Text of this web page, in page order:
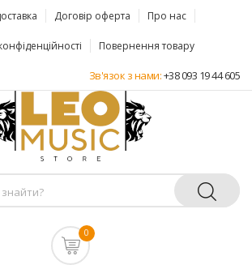
Договір оферта Про нас
Повернення товару
Зв'язок з нами:+38 093 19 44 605
0